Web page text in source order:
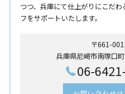
つつ、兵庫にて仕上がりにこだ
フをサポートいたします。
〒661-
兵庫県尼崎市南塚口
06-